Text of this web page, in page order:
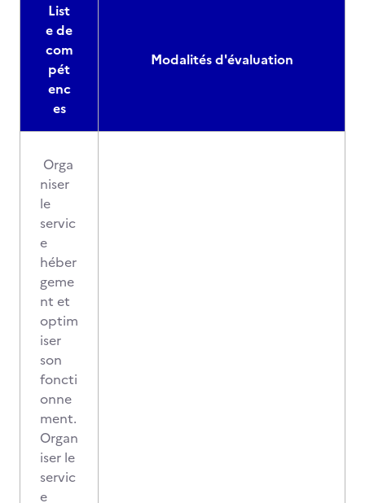
List
e de
com
pét
enc
es
Modalités d'évaluation
Orga
niser
le
servic
e
héber
geme
nt et
optim
iser
son
foncti
onne
ment.
Organ
iser le
servic
e